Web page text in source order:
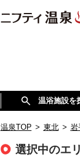
温浴施設を
温泉TOP > 東北 > 岩
選択中のエ